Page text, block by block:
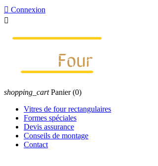
 Connexion

shopping_cart Panier (0)
Vitres de four rectangulaires
Formes spéciales
Devis assurance
Conseils de montage
Contact